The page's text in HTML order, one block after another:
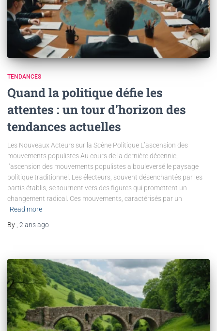
TENDANCES
Quand la politique défie les
attentes : un tour d’horizon des
tendances actuelles
Les Nouveaux Acteurs sur la Scène Politique L’ascension des
mouvements populistes Au cours de la dernière décennie,
l’ascension des mouvements populistes a bouleversé le paysage
politique traditionnel. Les électeurs, souvent désenchantés par les
partis établis, se tournent vers des figures qui promettent un
changement radical. Ces mouvements, caractérisés par un
Read more
By , 2 ansago